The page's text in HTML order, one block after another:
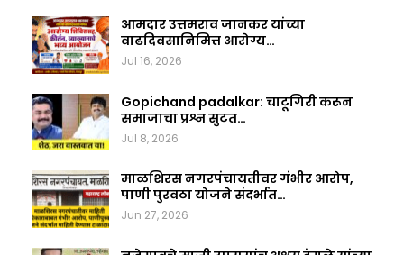
आमदार उत्तमराव जानकर यांच्या
वाढदिवसानिमित्त आरोग्य…
Jul 16, 2026
Gopichand padalkar: चाटूगिरी करून
समाजाचा प्रश्न सुटत…
Jul 8, 2026
माळशिरस नगरपंचायतीवर गंभीर आरोप,
पाणी पुरवठा योजने संदर्भात…
Jun 27, 2026